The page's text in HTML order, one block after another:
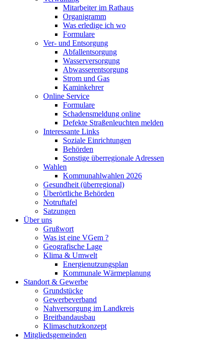
Mitarbeiter im Rathaus
Organigramm
Was erledige ich wo
Formulare
Ver- und Entsorgung
Abfallentsorgung
Wasserversorgung
Abwasserentsorgung
Strom und Gas
Kaminkehrer
Online Service
Formulare
Schadensmeldung online
Defekte Straßenleuchten melden
Interessante Links
Soziale Einrichtungen
Behörden
Sonstige überregionale Adressen
Wahlen
Kommunahlwahlen 2026
Gesundheit (überregional)
Überörtliche Behörden
Notruftafel
Satzungen
Über uns
Grußwort
Was ist eine VGem ?
Geografische Lage
Klima & Umwelt
Energienutzungsplan
Kommunale Wärmeplanung
Standort & Gewerbe
Grundstücke
Gewerbeverband
Nahversorgung im Landkreis
Breitbandausbau
Klimaschutzkonzept
Mitgliedsgemeinden